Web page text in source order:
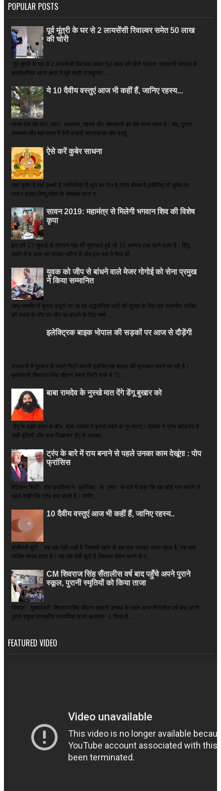
POPULAR POSTS
पूर्व मूंत्री के घर से 2 लायसेंसी रिवाल्वर समेत 50 लाख
की चोरी
पूर्व मूंत्री के घर से 2 लायसेंसी रिवाल्वर समेत 50 लाख की चोरी भोपाल: राजधानी भोपाल के
बागसेवनिया थाना क्षेत्र में पूर्व मंत्री राजकुमार ...
ये 10 दैवीय वस्तुएं आज भी कहीं हैं, जानिए रहस्य...
भारत देश को योग, ध्यान, अध्यात्म, रहस्य और चमत्कारों का देश माना जाता है। वेद, पुराण,
रामायण और महाभारत में ऐसी हजारों घटनाक्रम और वस्तु...
ऐसे करें कुबेर साधना
जहां कुबेर है­ वहां लक्ष्मी है,नवनिधियां हैं,सूर्य का तेज है,योग्य सेवक है,इसीलिए तो कुबेर का
स्थान ब्रह्मा,विष्णु,महेश के समकक्ष माना ग...
सावन 2019: महामंत्र से मिलेगी भगवान शिव की विशेष
कृपा
इस वर्ष 17 जुलाई से श्रावण माह की शुरुआत हुई जो 15 अगस्त तक रहने वाला है। हिंदू
पंचांग में ये साल का पांचवा महीना है और इस माह में शिव की...
युवक को जीप से बांधने वाले मेजर गोगोई को सेना प्रमुख
ने किया सम्‍मानित
जम्मू-कश्मीर में चुनाव ड्यूटी पर जा रहे अद्धसैनिक बलों की सुरक्षा के लिए एक स्थानीय व्यक्ति
को कवच के तौर पर जीप पर बांधने के लिए चर्चा ...
इलेक्ट्रिक बाइक भोपाल की सड़कों पर आज से दौड़ेंगी
राजधानी में गुरुवार से स्मार्ट सिटी कंपनी इलेक्ट्रिक बाइक की शुरुआत करने जा रही है।
मुख्यमंत्री शिवराज सिंह चौहान स्मार्ट सिटी पार्क में 75 ...
बाबा रामदेव के नुस्खे मात देंगे डेंगू बुखार को
डेंगू के बढ़ते कहर के बीच बाबा रामदेव ने इससे बचने के गुर बताए। रामदेव ने प्रेस कांफ्रेंस में
जड़ी बूटियों और फल दिखाकर डेंगू के उपचार...
ट्रंप के बारे में राय बनाने से पहले उनका काम देखूंगा : पोप
फ्रांसिस
वेटिकन सिटी: पोप फ्रांसिस ने अमेरिका के ट्रंप के बारे में कहा कि वह कोई राय बनाने से
पहले देखेंगे कि ट्रंप क्या करते हैं। स्पेनि...
10 दैवीय वस्तुएं आज भी कहीं हैं, जानिए रहस्य..
संजीवनी बूटी : यह एक ऐसी जड़ी है जिसको खाने से जब तक उसका असर रहता है, तब तक
व्यक्ति गायब रहता है। यह एक ऐसी बूटी है जिसका सेवन करने से व...
CM शिवराज सिंह सैंतालीस वर्ष बाद पहुँचे अपने पुराने
स्कूल, पुरानी स्मृतियों को किया ताजा
भोपाल : मुख्यमंत्री शिवराज सिंह चौहान कहानी उत्सव के तहत आज सैंतालीस वर्ष बाद अपने
पुराने स्कूल शासकीय माध्यमिक शाला क्रमांक -1 शिवाजी...
FEATURED VIDEO